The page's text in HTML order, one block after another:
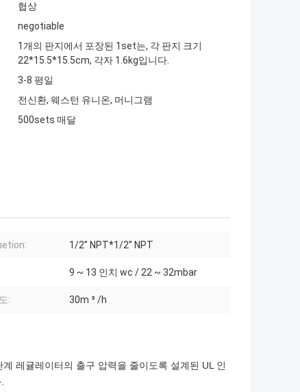
협상
negotiable
1개의 판지에서 포장된 1set는, 각 판지 크기
22*15.5*15.5cm, 각자 1.6kg입니다.
3-8 평일
전신환, 웨스턴 유니온, 머니그램
500sets 매달
1/2” NPT*1/2” NPT
9 ~ 13 인치 wc / 22 ~ 32mbar
: 30m ³ /h
레귤레이터의 출구 압력을 줄이도록 설계된 UL 인